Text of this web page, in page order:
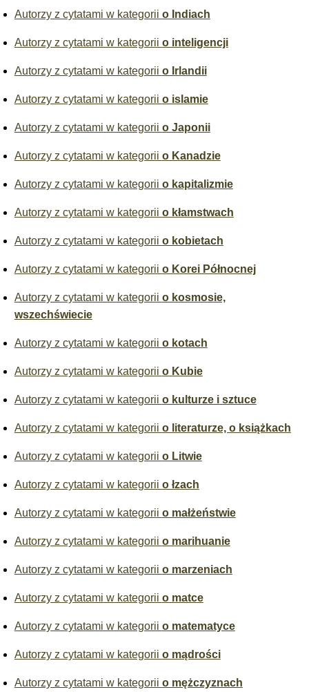
Autorzy z cytatami w kategorii o Indiach
Autorzy z cytatami w kategorii o inteligencji
Autorzy z cytatami w kategorii o Irlandii
Autorzy z cytatami w kategorii o islamie
Autorzy z cytatami w kategorii o Japonii
Autorzy z cytatami w kategorii o Kanadzie
Autorzy z cytatami w kategorii o kapitalizmie
Autorzy z cytatami w kategorii o kłamstwach
Autorzy z cytatami w kategorii o kobietach
Autorzy z cytatami w kategorii o Korei Północnej
Autorzy z cytatami w kategorii o kosmosie,
wszechświecie
Autorzy z cytatami w kategorii o kotach
Autorzy z cytatami w kategorii o Kubie
Autorzy z cytatami w kategorii o kulturze i sztuce
Autorzy z cytatami w kategorii o literaturze, o książkach
Autorzy z cytatami w kategorii o Litwie
Autorzy z cytatami w kategorii o łzach
Autorzy z cytatami w kategorii o małżeństwie
Autorzy z cytatami w kategorii o marihuanie
Autorzy z cytatami w kategorii o marzeniach
Autorzy z cytatami w kategorii o matce
Autorzy z cytatami w kategorii o matematyce
Autorzy z cytatami w kategorii o mądrości
Autorzy z cytatami w kategorii o mężczyznach